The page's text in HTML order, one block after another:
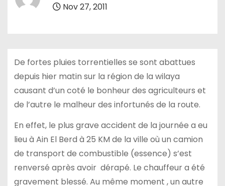
Nov 27, 2011
De fortes pluies torrentielles se sont abattues
depuis hier matin sur la région de la wilaya
causant d’un coté le bonheur des agriculteurs et
de l’autre le malheur des infortunés de la route.
En effet, le plus grave accident de la journée a eu
lieu à Ain El Berd à 25 KM de la ville où un camion
de transport de combustible (essence) s’est
renversé après avoir dérapé. Le chauffeur a été
gravement blessé. Au même moment , un autre